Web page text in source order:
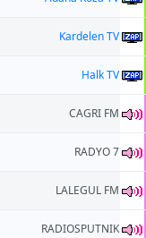
Kardelen TV
Halk TV
CAGRI FM
RADYO 7
LALEGUL FM
RADIOSPUTNIK